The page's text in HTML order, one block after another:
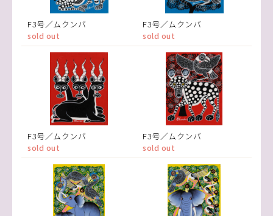
F3号／ムクンバ
sold out
F3号／ムクンバ
sold out
F3号／ムクンバ
sold out
F3号／ムクンバ
sold out